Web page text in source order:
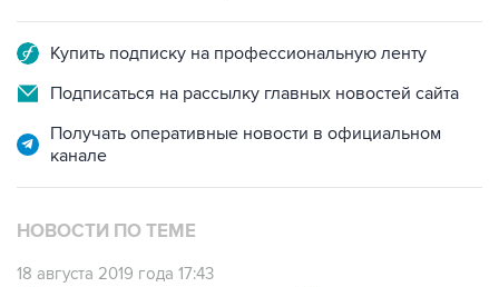
Купить подписку на профессиональную ленту
Подписаться на рассылку главных новостей сайта
Получать оперативные новости в официальном
канале
НОВОСТИ ПО ТЕМЕ
18 августа 2019 года 17:43